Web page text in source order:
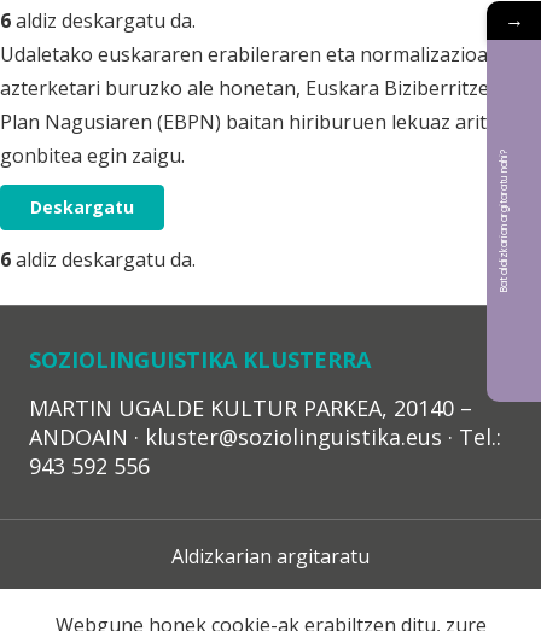
6aldiz deskargatu da.
Udaletako euskararen erabileraren eta normalizazioaren
azterketari buruzko ale honetan, Euskara Biziberritzeko
Plan Nagusiaren (EBPN) baitan hiriburuen lekuaz aritzeko
gonbitea egin zaigu.
Deskargatu
6aldiz deskargatu da.
SOZIOLINGUISTIKA KLUSTERRA
MARTIN UGALDE KULTUR PARKEA, 20140 –
ANDOAIN · kluster@soziolinguistika.eus · Tel.:
943 592 556
Aldizkarian argitaratu
Lege Oharra
Webgune honek cookie-ak erabiltzen ditu, zure
→
Bat aldizkarian argitaratu nahi?